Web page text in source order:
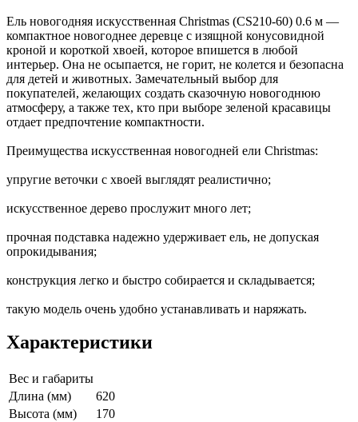
Ель новогодняя искусственная Christmas (CS210-60) 0.6 м —
компактное новогоднее деревце с изящной конусовидной
кроной и короткой хвоей, которое впишется в любой
интерьер. Она не осыпается, не горит, не колется и безопасна
для детей и животных. Замечательный выбор для
покупателей, желающих создать сказочную новогоднюю
атмосферу, а также тех, кто при выборе зеленой красавицы
отдает предпочтение компактности.
Преимущества искусственная новогодней ели Christmas:
упругие веточки с хвоей выглядят реалистично;
искусственное дерево прослужит много лет;
прочная подставка надежно удерживает ель, не допуская
опрокидывания;
конструкция легко и быстро собирается и складывается;
такую модель очень удобно устанавливать и наряжать.
Характеристики
Вес и габариты
Длина (мм)
620
Высота (мм)
170